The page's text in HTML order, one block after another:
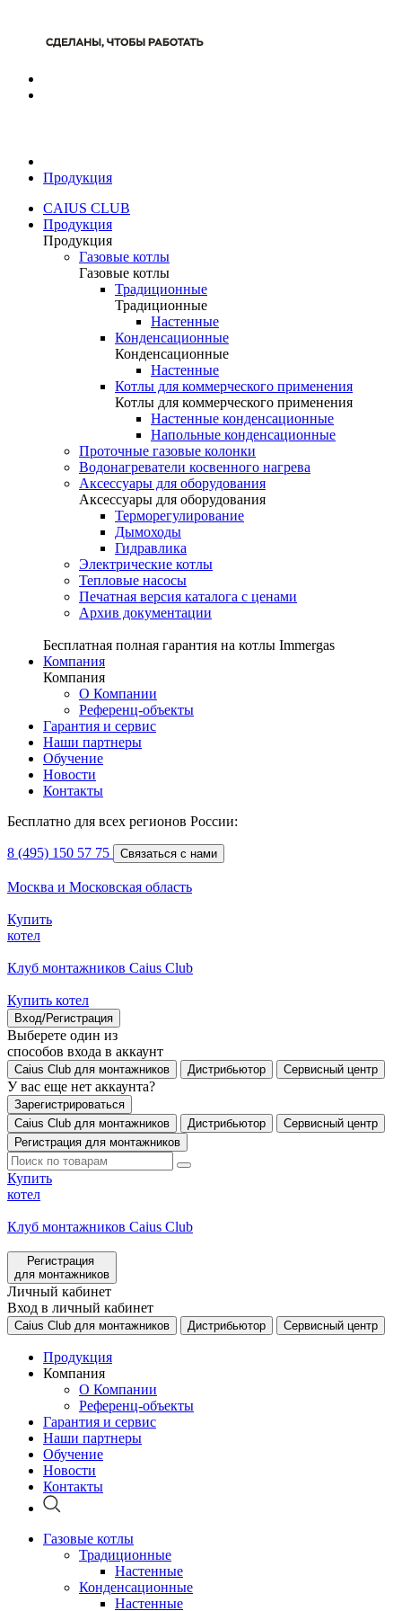
Продукция
CAIUS CLUB
Продукция
Продукция
Газовые котлы
Газовые котлы
Традиционные
Традиционные
Настенные
Конденсационные
Конденсационные
Настенные
Котлы для коммерческого применения
Котлы для коммерческого применения
Настенные конденсационные
Напольные конденсационные
Проточные газовые колонки
Водонагреватели косвенного нагрева
Аксессуары для оборудования
Аксессуары для оборудования
Терморегулирование
Дымоходы
Гидравлика
Электрические котлы
Тепловые насосы
Печатная версия каталога с ценами
Архив документации
Бесплатная полная гарантия на котлы Immergas
Компания
Компания
О Компании
Референц-объекты
Гарантия и сервис
Наши партнеры
Обучение
Новости
Контакты
Бесплатно для всех регионов России:
8 (495) 150 57 75 Связаться с нами
Москва и Московская область
Купить
котел
Клуб монтажников Caius Club
Купить котел
Вход/Регистрация
Выберете один из
способов входа в аккаунт
Caius Club для монтажников Дистрибьютор Сервисный центр
У вас еще нет аккаунта?
Зарегистрироваться
Caius Club для монтажников
Дистрибьютор
Сервисный центр
Регистрация для монтажников
Купить
котел
Клуб монтажников Caius Club
Регистрация
для монтажников
Личный кабинет
Вход в личный кабинет
Caius Club для монтажников Дистрибьютор Сервисный центр
Продукция
Компания
О Компании
Референц-объекты
Гарантия и сервис
Наши партнеры
Обучение
Новости
Контакты
Газовые котлы
Традиционные
Настенные
Конденсационные
Настенные